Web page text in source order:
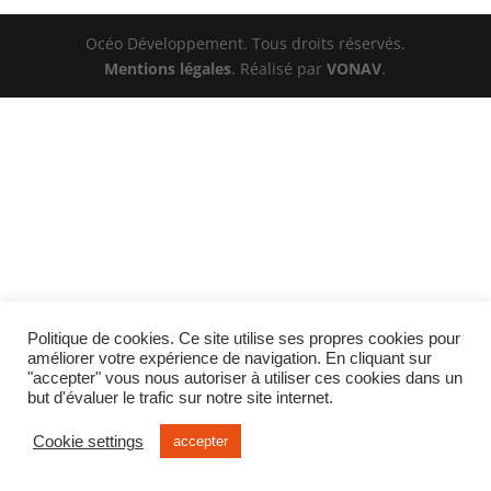
Océo Développement. Tous droits réservés.
Mentions légales. Réalisé parVONAV.
Politique de cookies. Ce site utilise ses propres cookies pour
améliorer votre expérience de navigation. En cliquant sur
"accepter" vous nous autoriser à utiliser ces cookies dans un
but d'évaluer le trafic sur notre site internet.
Cookie settings accepter